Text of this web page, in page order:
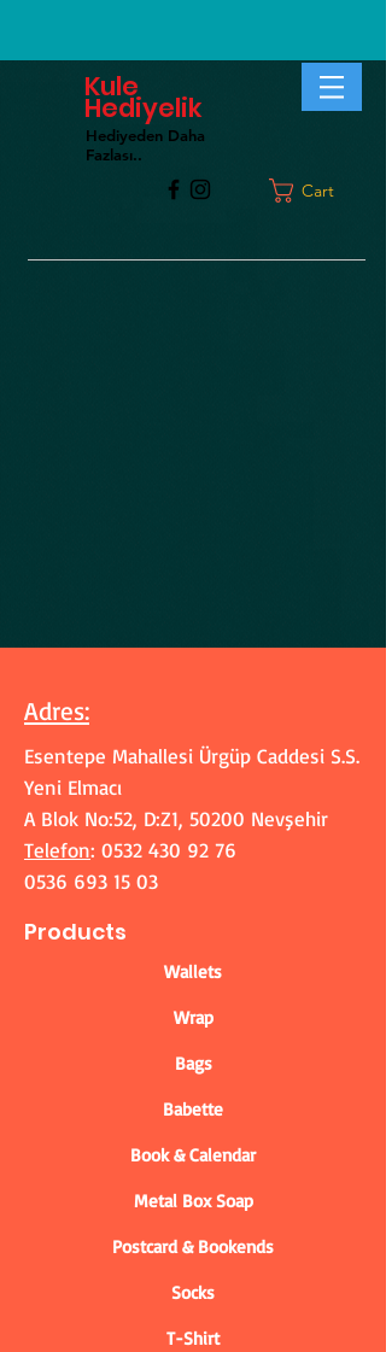
Kule
Hediyelik
Hediyeden Daha
Fazlası..
Cart
Adres:
Esentepe Mahallesi Ürgüp Caddesi S.S.
Yeni Elmacı
A Blok No:52, D:Z1, 50200 Nevşehir
Telefon: 0532 430 92 76
0536 693 15 03
Products
Wallets
Wrap
Bags
Babette
Book & Calendar
Metal Box Soap
Postcard & Bookends
Socks
T-Shirt